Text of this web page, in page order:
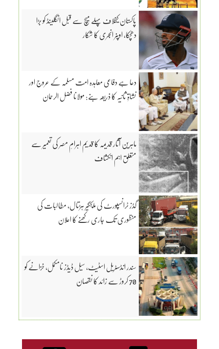
پاکستان کیخلاف پہلے میچ سے قبل انگلینڈ کو بڑا
دھچکا، اوپنر انجری کا شکار
دعا ہے دفاعی معاہدہ امت مسلمہ کے عروج اور
نشاۃِ ثانیہ کا ذریعہ بنے: مولانا فضل الرحمان
ماہرین آثار قدیمہ کا قدیم اہرامِ مصر کی تعمیر سے
متعلق اہم انکشاف
گڈز ٹرانسپورٹ کی ملکگیر ہڑتال، مطالبات کی
منظوری تک جاری رکھنے کا اعلان
سندر انڈسٹریل اسٹیٹ، سیل ڈیڈز نامکمل، خزانے کو
70 کروڑ سے زائد کا نقصان